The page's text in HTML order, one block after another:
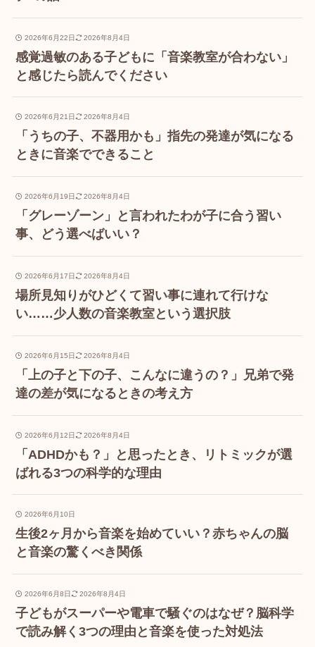
2026年6月22日 2026年8月4日
感覚過敏のある子どもに「音楽教室が合わない」
と感じたら読んでください
2026年6月21日 2026年8月4日
「うちの子、不器用かも」指先の発達が気になる
ときに音楽でできること
2026年6月19日 2026年8月4日
「グレーゾーン」と言われたわが子に合う習い
事、どう選べばいい？
2026年6月17日 2026年8月4日
場所見知りがひどくて習い事に連れて行けな
い……少人数の音楽教室という選択肢
2026年6月15日 2026年8月4日
「上の子と下の子、こんなに違うの？」兄弟で発
達の差が気になるときの考え方
2026年6月12日 2026年8月4日
「ADHDかも？」と思ったとき、リトミックが選
ばれる3つの科学的な理由
2026年6月10日
生後2ヶ月から音楽を始めていい？赤ちゃんの脳
と音楽の驚くべき関係
2026年6月8日 2026年8月4日
子どもがスーパーや電車で騒ぐのはなぜ？脳科学
で読み解く3つの理由と音楽を使った対処法